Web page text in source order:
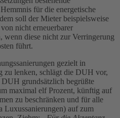
für die energetische
soll der Mieter beispielsweise
nicht erneuerbarer
wenn diese nicht zur Verringerung
führt.
gezielt in
zu lenken, schlägt die DUH vor,
grundsätzlich begrüßte
maximal elf Prozent, künftig auf
zu beschränken und für alle
Luxussanierungen) auf zum